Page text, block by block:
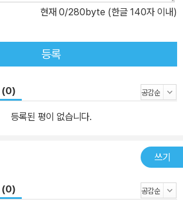
현재 0/280byte (한글 140자 이내)
등록
(0)
등록된 평이 없습니다.
쓰기
(0)